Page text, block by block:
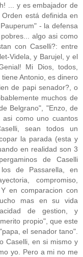
... y es embajador de
está definida en
- la defensa
algo asi como
con Caselli?: entre
Videla, y Barujel, y el
Mi Dios, todos,
Antonio, es dinero
de papi senador?, o
muchos de
Belgrano", "Enzo, de
asi como uno cuantos
sean todos un
la parada (esta y
en realidad son 3
de Caselli
los de Passarella, en
compromiso,
en comparacion con
mas en su vida
de gestion, y
propio", que este
el senador tano".
Caselli, en si mismo y
yo. Pero a mi no me